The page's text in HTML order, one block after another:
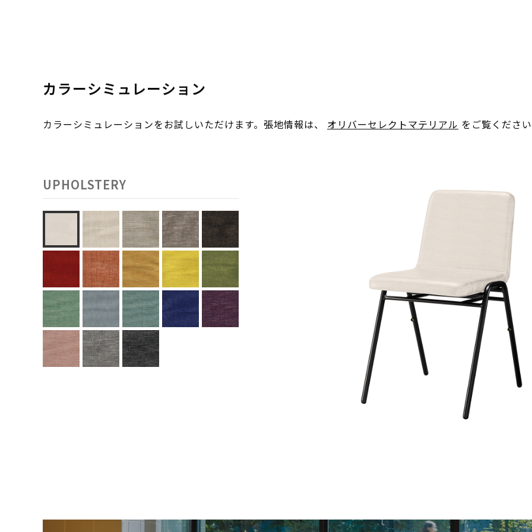
カラーシミュレーション
カラーシミュレーションをお試しいただけます。張地情報は、 オリバーセレクトマテリアル をご覧くださ
UPHOLSTERY